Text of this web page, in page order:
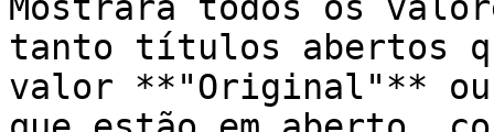
tanto títulos abertos
valor **"Original"** ou